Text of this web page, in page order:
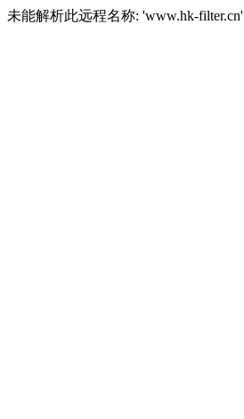
未能解析此远程名称: 'www.hk-filter.cn'